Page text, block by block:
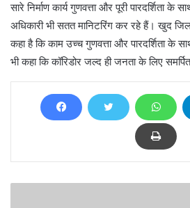
सारे निर्माण कार्य गुणवत्ता और पूरी पारदर्शिता के
अधिकारी भी सतत मानिटरिंग कर रहे हैं। खुद
कहा है कि काम उच्च गुणवत्ता और पारदर्शिता के
भी कहा कि कॉरिडोर जल्द ही जनता के लिए समर्पित